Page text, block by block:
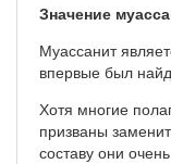
Значение
Муассанит
впервые был
Хотя многие
призваны
составу они